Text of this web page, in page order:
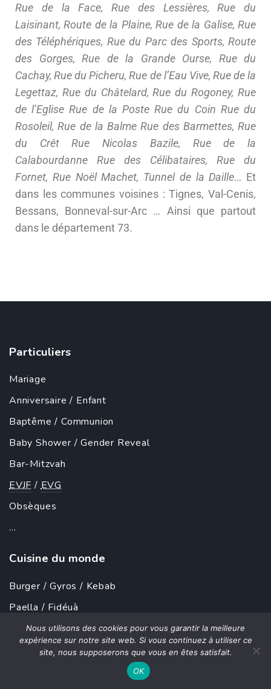
Rue de la Face, Rue des Lessières, Rue du
Laisinant, Route de la Plaine, Rue de la Galise, Rue
des Téléphériques, Rue du Parc des Sports, Route
des Gorges, Rue de la Grande Ourse, Rue du
Cachay, Rue du Picheru, Rue de l’Eau Vive, Rue de la
Legettaz, Rue du Châtelard, Rue du Rogoney, Rue
de l’Eglise Rue de la Poste Rue du Coin Rue du
Rosoleil, Rue de la Balme Rue des Barmettes, Rue
du Crêt Rue Nicolas Bazile, Rue de la
Calabourdanne Rue des Célibataires, Rue du
Fornet, Rue Noël Machet, Tunnel de la Daille… Et
dans les communes voisines : Tignes, Val-Cenis,
Bessans, Bonneval-sur-Arc … Ainsi que partout
dans le département 73.
Particuliers
Mariage
Anniversaire / Enfant
Baptême /Communion
Baby Shower /Gender Reveal
Bar-Mitzvah
EVJF /EVG
Obsèques
...
Cuisine du monde
Burger /Gyros / Kebab
Paella / Fidéuà
Pizza
Couscous
Nous utilisons des cookies pour vous garantir la meilleure
expérience sur notre site web. Si vous continuez à utiliser ce
site, nous supposerons que vous en êtes satisfait.
OK